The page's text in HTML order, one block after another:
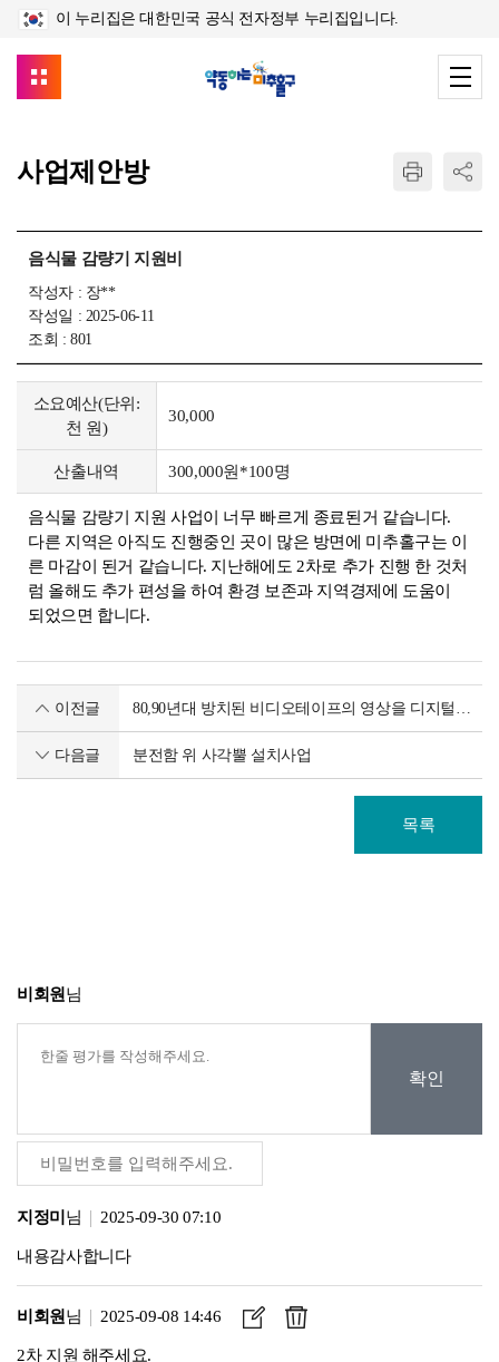
이 누리집은 대한민국 공식 전자정부 누리집입니다.
사업제안방
음식물 감량기 지원비
작성자 : 장**
작성일 : 2025-06-11
조회 : 801
소요예산(단위:
천 원)
30,000
산출내역 300,000원*100명
음식물 감량기 지원 사업이 너무 빠르게 종료된거 같습니다.
다른 지역은 아직도 진행중인 곳이 많은 방면에 미추홀구는 이
른 마감이 된거 같습니다. 지난해에도 2차로 추가 진행 한 것처
럼 올해도 추가 편성을 하여 환경 보존과 지역경제에 도움이
되었으면 합니다.
이전글 80,90년대 방치된 비디오테이프의 영상을 디지털로 전환, 시니어 직업연계 및 영상아카이브
다음글 분전함 위 사각뿔 설치사업
목록